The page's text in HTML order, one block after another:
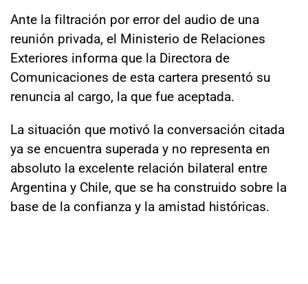
modo claro
Ante la filtración por error del audio de una
reunión privada, el Ministerio de Relaciones
Exteriores informa que la Directora de
Comunicaciones de esta cartera presentó su
renuncia al cargo, la que fue aceptada.
La situación que motivó la conversación citada
ya se encuentra superada y no representa en
absoluto la excelente relación bilateral entre
Argentina y Chile, que se ha construido sobre la
base de la confianza y la amistad históricas.